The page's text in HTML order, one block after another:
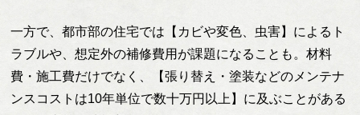
一方で、都市部の住宅では【カビや変色、虫害】によるト
ラブルや、想定外の補修費用が課題になることも。材料
費・施工費だけでなく、【張り替え・塗装などのメンテナ
ンスコストは10年単位で数十万円以上】に及ぶことがある